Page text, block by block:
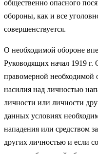
общественно опасного
обороны, как и все
совершенствуется.
О необходимой обороне
Руководящих начал 1919
правомерной
насилия над личностью
личности или личности
данных условиях
нападения или средством
других личностью и если